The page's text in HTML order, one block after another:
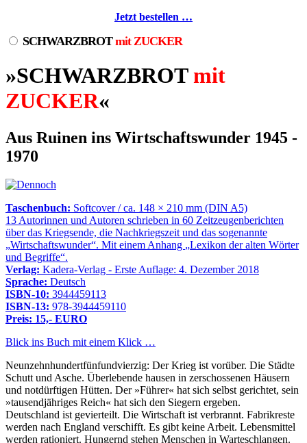
Jetzt bestellen …
SCHWARZBROTmit ZUCKER
»SCHWARZBROTmit
ZUCKER«
Aus Ruinen ins Wirtschaftswunder 1945 -
1970
Taschenbuch: Softcover / ca. 148 × 210 mm (DIN A5)
13 Autorinnen und Autoren schrieben in 60 Zeitzeugenberichten
über das Kriegsende, die Nachkriegszeit und das sogenannte
Wirtschaftswunder . Mit einem Anhang
Lexikon der alten Wörter
und Begriffe .
Verlag: Kadera-Verlag - Erste Auflage: 4. Dezember 2018
Sprache: Deutsch
ISBN-10: 3944459113
ISBN-13: 978-3944459110
Preis: 15,- EURO
Blick ins Buch mit einem Klick …
Neunzehnhundertfünfundvierzig: Der Krieg ist vorüber. Die Städte
Schutt und Asche. Überlebende hausen in zerschossenen Häusern
und notdürftigen Hütten. Der »Führer« hat sich selbst gerichtet, sein
»tausendjähriges Reich« hat sich den Siegern ergeben.
Deutschland ist gevierteilt. Die Wirtschaft ist verbrannt. Fabrikreste
werden nach England verschifft. Es gibt keine Arbeit. Lebensmittel
werden rationiert. Hungernd stehen Menschen in Warteschlangen.